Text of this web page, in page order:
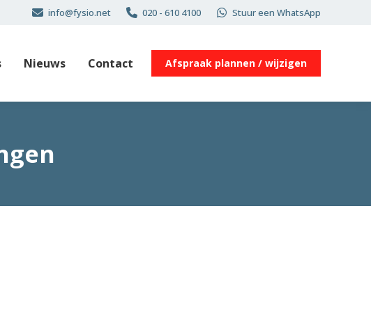
info@fysio.net 020 - 610 4100 Stuur een WhatsApp
Nieuws Contact Afspraak plannen / wijzigen